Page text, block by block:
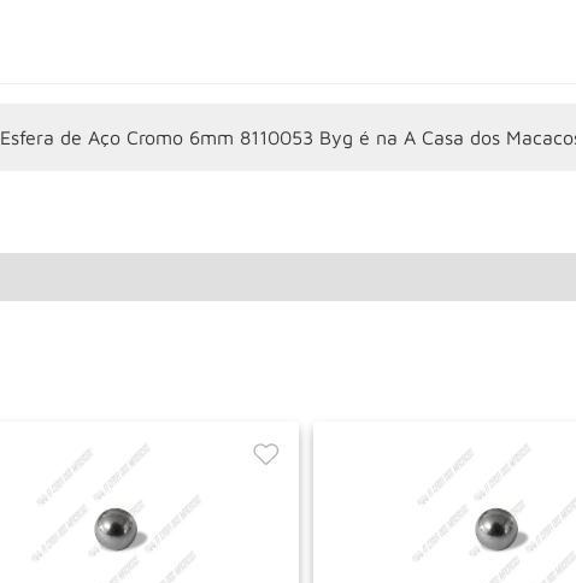
Esfera de Aço Cromo 6mm 8110053 Byg é na A Casa dos